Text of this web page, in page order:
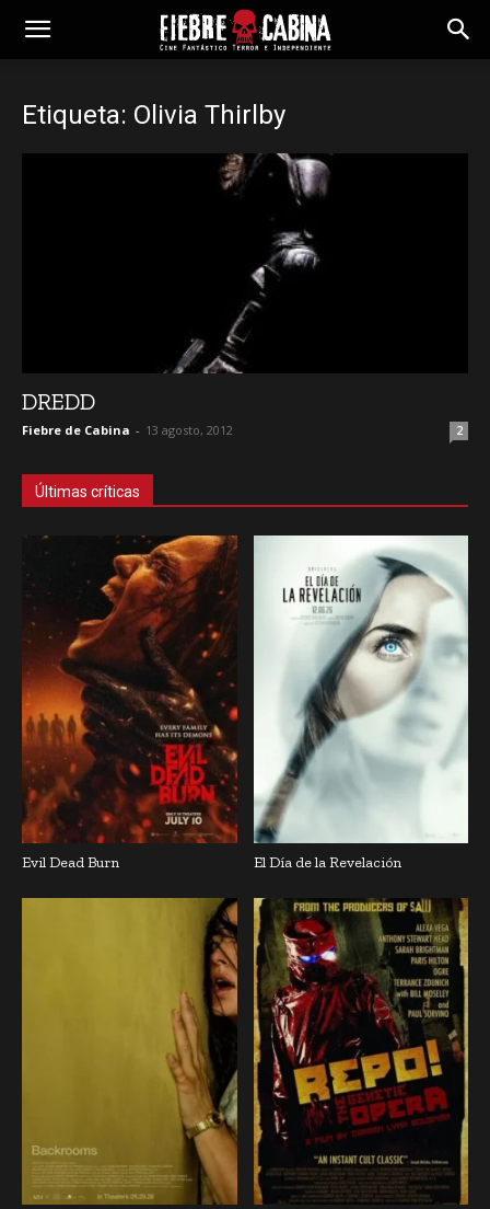
Etiqueta: Olivia Thirlby
DREDD
Fiebre de Cabina - 13 agosto, 2012 2
Últimas críticas
Evil Dead Burn El Día de la Revelación